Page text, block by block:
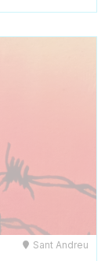
Sant Andreu